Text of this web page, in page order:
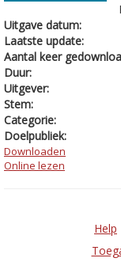
Uitgave datum:
Laatste update:
Aantal keer
Duur:
Uitgever:
Stem:
Categorie:
Doelpubliek:
Downloaden
Online lezen
Help